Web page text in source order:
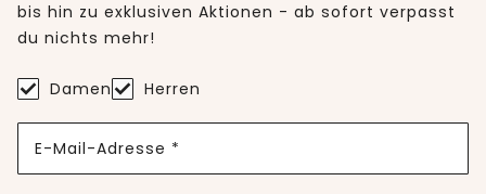
bis hin zu exklusiven Aktionen - ab sofort verpasst
du nichts mehr!
Damen Herren
E-Mail-Adresse *